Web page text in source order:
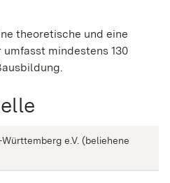
theoretische und eine
mindestens 130
e.V. (beliehene